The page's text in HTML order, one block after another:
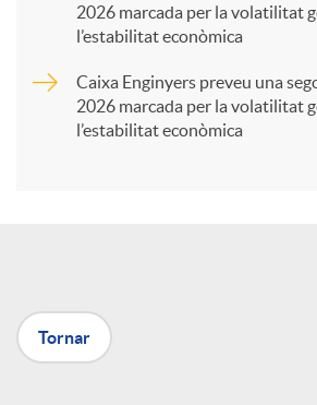
X
2026 marcada per la volatilitat
l’estabilitat econòmica
Caixa Enginyers preveu una
2026 marcada per la volatilitat
l’estabilitat econòmica
Tornar